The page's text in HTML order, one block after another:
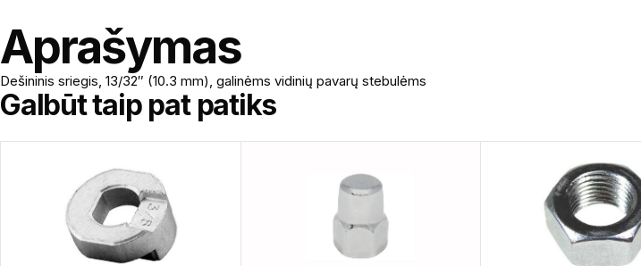
Aprašymas
Dešininis sriegis, 13/32″ (10.3 mm), galinėms vidinių pavarų stebulėms
Galbūt taip pat patiks